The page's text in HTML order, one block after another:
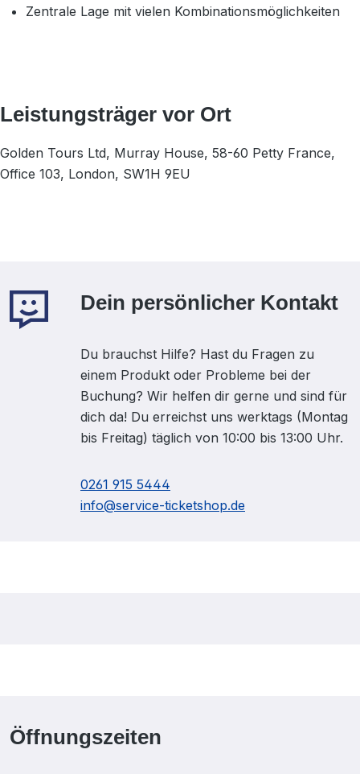
Dein persönlicher Kontakt
Du brauchst Hilfe? Hast du Fragen zu
einem Produkt oder Probleme bei der
Buchung? Wir helfen dir gerne und sind für
dich da! Du erreichst uns werktags (Montag
bis Freitag) täglich von 10:00 bis 13:00 Uhr.
0261 915 5444
info@service-ticketshop.de
Öffnungszeiten
Zentrale Lage mit vielen Kombinationsmöglichkeiten
Leistungsträger vor Ort
Golden Tours Ltd, Murray House, 58-60 Petty France,
Office 103, London, SW1H 9EU